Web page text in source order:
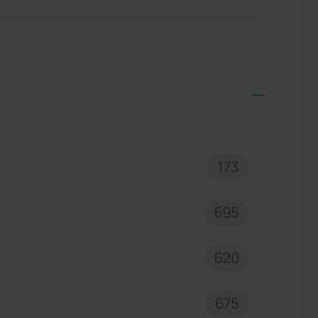
173
695
620
675